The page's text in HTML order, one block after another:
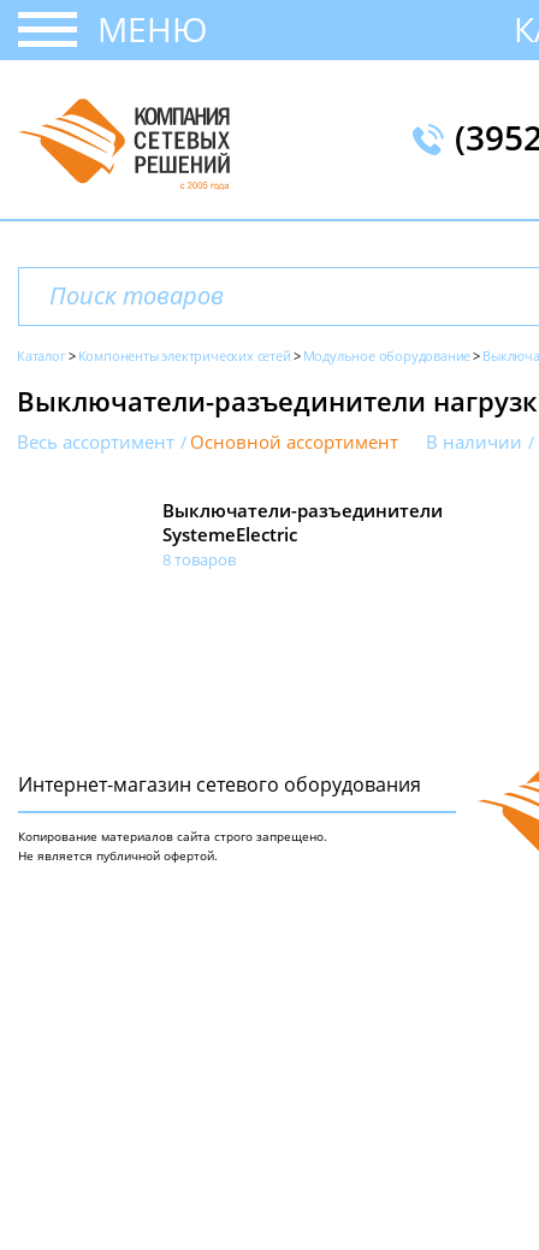
МЕНЮ
Каталог Компоненты электрических сетей Модульное оборудование
Выключатели-разъединители
Весь ассортимент Основной ассортимент В наличии
Выключатели-разъединители
SystemeElectric
8 товаров
Интернет-магазин сетeвого оборудования
Копирование материалов сайта строго запрещено.
Не является публичной офертой.